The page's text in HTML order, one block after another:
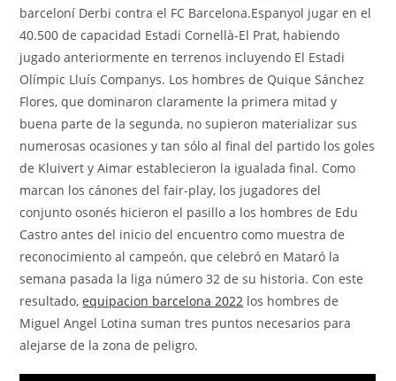
barceloní Derbi contra el FC Barcelona.Espanyol jugar en el
40.500 de capacidad Estadi Cornellà-El Prat, habiendo
jugado anteriormente en terrenos incluyendo El Estadi
Olímpic Lluís Companys. Los hombres de Quique Sánchez
Flores, que dominaron claramente la primera mitad y
buena parte de la segunda, no supieron materializar sus
numerosas ocasiones y tan sólo al final del partido los goles
de Kluivert y Aimar establecieron la igualada final. Como
marcan los cánones del fair-play, los jugadores del
conjunto osonés hicieron el pasillo a los hombres de Edu
Castro antes del inicio del encuentro como muestra de
reconocimiento al campeón, que celebró en Mataró la
semana pasada la liga número 32 de su historia. Con este
resultado,equipacion barcelona 2022 los hombres de
Miguel Angel Lotina suman tres puntos necesarios para
alejarse de la zona de peligro.